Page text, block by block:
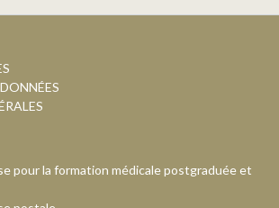
pour la formation médicale postgraduée et